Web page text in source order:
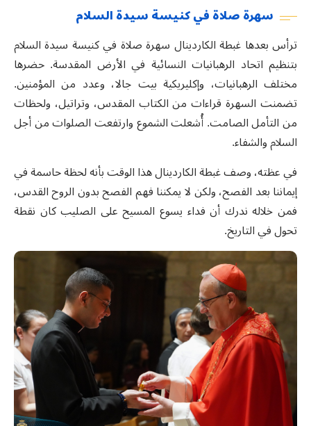
سهرة صلاة في كنيسة سيدة السلام
ترأس بعدها غبطة الكاردينال سهرة صلاة في كنيسة سيدة السلام
بتنظيماتحاد الرهبانيات النسائية في الأرض المقدسة. حضرها
مختلف الرهبانيات، وإكليريكية بيت جالا، وعدد من المؤمنين.
تضمنت السهرة قراءات من الكتاب المقدس، وتراتيل، ولحظات
من التأمل الصامت.أُشعلت الشموع وارتفعت الصلوات من أجل
السلام والشفاء.
في عظته، وصف غبطة الكاردينال هذا الوقت بأنه لحظة حاسمة في
إيماننا بعد الفصح، ولكن لا يمكننا فهم الفصح بدون الروح القدس،
فمن خلاله ندرك أن فداء يسوع المسيح على الصليب كان نقطة
تحول في التاريخ.